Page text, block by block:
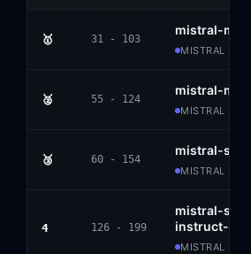
🥇 31 - 103
mistral-
MISTRAL ·
🥈 55 - 124
mistral-
MISTRAL ·
🥉 60 - 154
mistral-
MISTRAL ·
4 126 - 199
mistral-
instruct-
MISTRAL ·